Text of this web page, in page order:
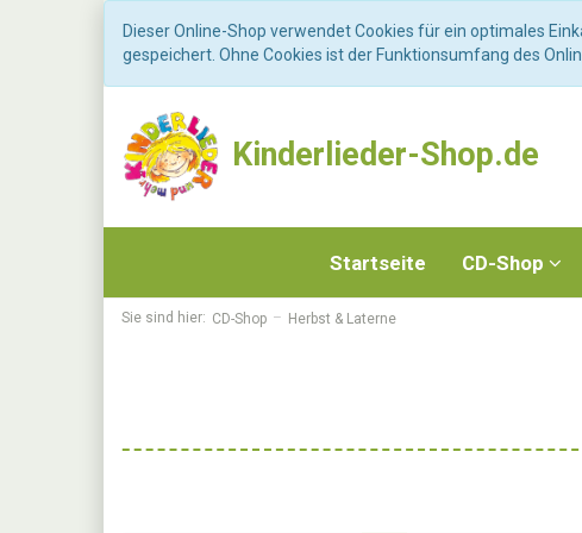
Dieser Online-Shop verwendet Cookies für ein optimales
gespeichert. Ohne Cookies ist der Funktionsumfang des
Kinderlieder-Shop.de
Startseite CD-Shop
Sie sind hier: CD-Shop Herbst & Laterne